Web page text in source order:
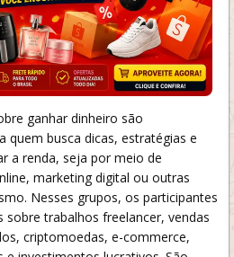
ganhar dinheiro são
quem busca dicas, estratégias e
a renda, seja por meio de
marketing digital ou outras
Nesses grupos, os participantes
trabalhos freelancer, vendas
criptomoedas, e-commerce,